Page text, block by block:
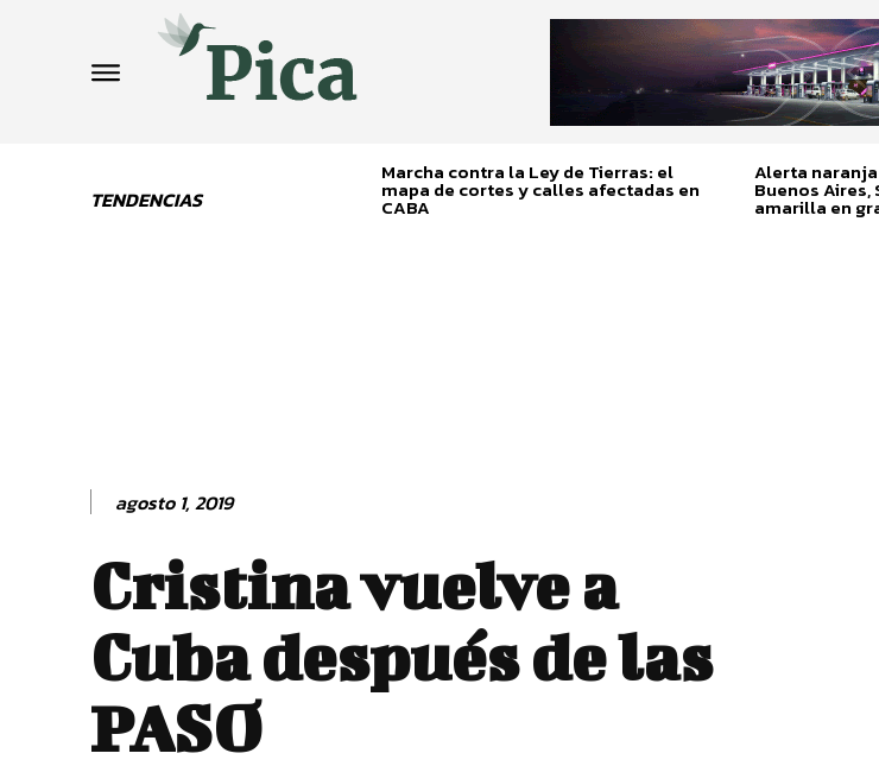
TENDENCIAS
Marcha contra la Ley de Tierras: el
mapa de cortes y calles afectadas en
CABA
Alerta naranja
Buenos Aires,
amarilla en
agosto 1, 2019
Cristina vuelve a
Cuba después de las
PASO